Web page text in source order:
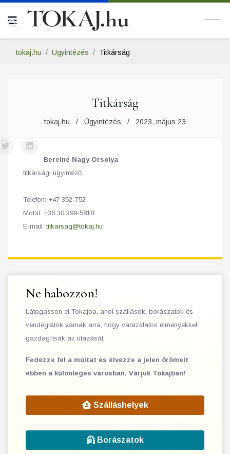
tokaj.hu Ügyintézés Titkárság
Titkárság
tokaj.hu Ügyintézés 2023. május 23
Bereiné Nagy Orsolya
titkársági ügyintéző
Telefon: +47 352-752
Mobil: +36 30 399-5818
E-mail: titkarsag@tokaj.hu
Ne habozzon!
Látogasson el Tokajba, ahol szállások, borászatok és
vendéglátók várnak arra, hogy varázslatos élményekkel
gazdagítsák az utazását.
Fedezze fel a múltat és élvezze a jelen örömeit
ebben a különleges városban. Várjuk Tokajban!
Szálláshelyek
Borászatok